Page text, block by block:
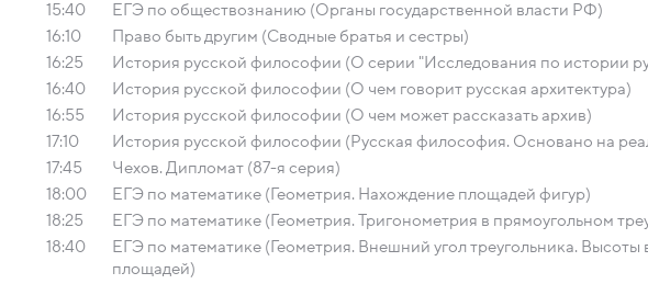
15:40
ЕГЭ по обществознанию (Органы государственной власти РФ)
16:10
Право быть другим (Сводные братья и сестры)
16:25
История русской философии (О серии "Исследования по истории
16:40
История русской философии (О чем говорит русская архитектура)
16:55
История русской философии (О чем может рассказать архив)
17:10
История русской философии (Русская философия. Основано на
17:45
Чехов. Дипломат (87-я серия)
18:00
ЕГЭ по математике (Геометрия. Нахождение площадей фигур)
18:25
ЕГЭ по математике (Геометрия. Тригонометрия в прямоугольном
18:40
ЕГЭ по математике (Геометрия. Внешний угол треугольника. Высоты
площадей)